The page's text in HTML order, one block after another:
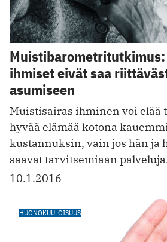
ihmiset eivät saa
asumiseen
Muistisairas ihminen voi elää
hyvää elämää kotona
kustannuksin, vain jos hän ja
saavat tarvitsemiaan
10.1.2016
HUONOKUULOISUUS